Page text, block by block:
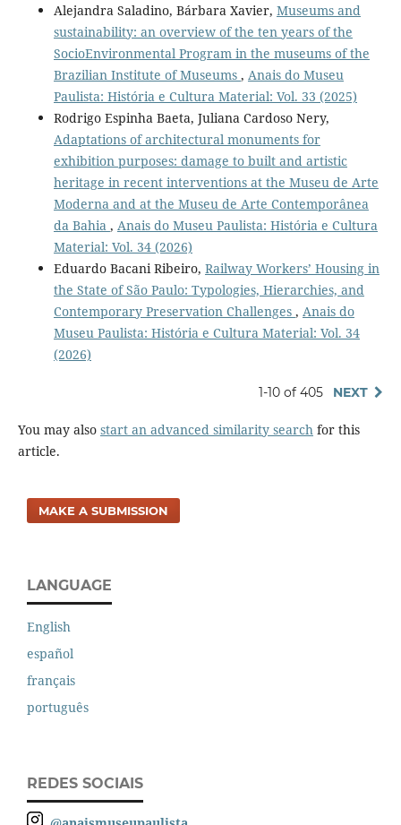
Alejandra Saladino, Bárbara Xavier, Museums and
sustainability: an overview of the ten years of the
SocioEnvironmental Program in the museums of the
Brazilian Institute of Museums , Anais do Museu
Paulista: História e Cultura Material: Vol. 33 (2025)
Rodrigo Espinha Baeta, Juliana Cardoso Nery,
Adaptations of architectural monuments for
exhibition purposes: damage to built and artistic
heritage in recent interventions at the Museu de Arte
Moderna and at the Museu de Arte Contemporânea
da Bahia , Anais do Museu Paulista: História e Cultura
Material: Vol. 34 (2026)
Eduardo Bacani Ribeiro, Railway Workers’ Housing in
the State of São Paulo: Typologies, Hierarchies, and
Contemporary Preservation Challenges , Anais do
Museu Paulista: História e Cultura Material: Vol. 34
(2026)
1-10 of 405 NEXT
You may also start an advanced similarity searchfor this
article.
MAKE A SUBMISSION
LANGUAGE
English
español
français
português
REDES SOCIAIS